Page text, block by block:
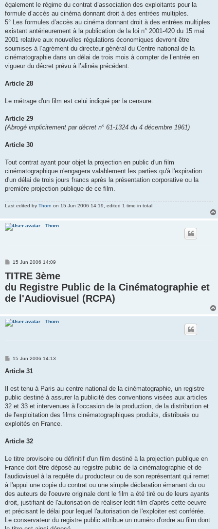
également le régime du contrat d’association des exploitants pour la
formule d’accès au cinéma donnant droit à des entrées multiples.
5° Les formules d’accès au cinéma donnant droit à des entrées multiples
existant antérieurement à la publication de la loi n° 2001-420 du 15 mai
2001 relative aux nouvelles régulations économiques devront être
soumises à l’agrément du directeur général du Centre national de la
cinématographie dans un délai de trois mois à compter de l’entrée en
vigueur du décret prévu à l’alinéa précédent.
Article 28
Le métrage d'un film est celui indiqué par la censure.
Article 29
(Abrogé implicitement par décret n° 61-1324 du 4 décembre 1961)
Article 30
Tout contrat ayant pour objet la projection en public d'un film
cinématographique n'engagera valablement les parties qu'à l'expiration
d'un délai de trois jours francs après la présentation corporative ou la
première projection publique de ce film.
Last edited by Thorn on 15 Jun 2006 14:19, edited 1 time in total.
Thorn
P
s
t
15 Jun 2006 14:09
TITRE 3ème
du Registre Public de la Cinématographie et
de l'Audiovisuel (RCPA)
Thorn
P
s
15 Jun 2006 14:13
Article 31
Il est tenu à Paris au centre national de la cinématographie, un registre
public destiné à assurer la publicité des conventions visées aux articles
32 et 33 et intervenues à l'occasion de la production, de la distribution et
de l'exploitation des films cinématographiques produits, distribués ou
exploités en France.
Article 32
Le titre provisoire ou définitif d'un film destiné à la projection publique en
France doit être déposé au registre public de la cinématographie et de
l'audiovisuel à la requête du producteur ou de son représentant qui remet
à l'appui une copie du contrat ou une simple déclaration émanant du ou
des auteurs de l'oeuvre originale dont le film a été tiré ou de leurs ayants
droit, justifiant de l'autorisation de réaliser ledit film d'après cette oeuvre
et précisant le délai pour lequel l'autorisation de l'exploiter est conférée.
Le conservateur du registre public attribue un numéro d'ordre au film dont